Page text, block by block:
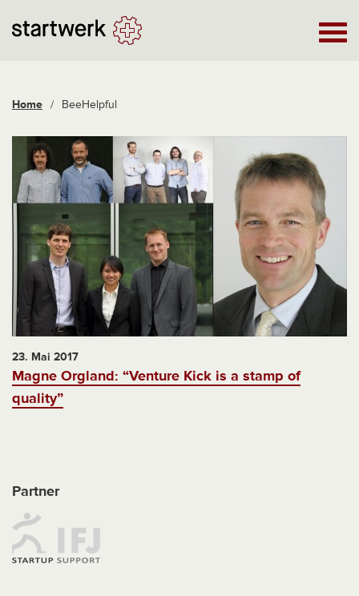
Home / BeeHelpful
23. Mai 2017
Magne Orgland: “Venture Kick is a stamp of
quality”
Partner